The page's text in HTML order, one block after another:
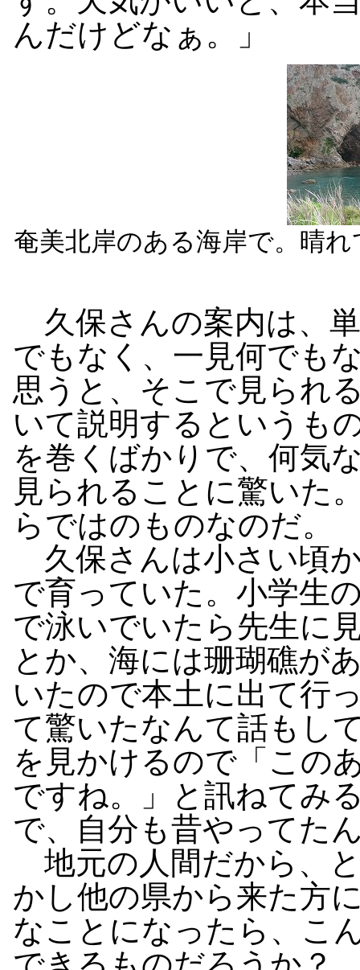
んだけどなぁ。」
奄美北岸のある海岸で。晴
久保さんの案内は、
でもなく、一見何でも
思うと、そこで見られ
いて説明するというも
を巻くばかりで、何気
見られることに驚いた
らではのものなのだ。
久保さんは小さい頃
で育っていた。小学生
で泳いでいたら先生に
とか、海には珊瑚礁が
いたので本土に出て行
て驚いたなんて話もし
を見かけるので「この
ですね。」と訊ねてみ
で、自分も昔やってた
地元の人間だから、
かし他の県から来た方
なことになったら、こ